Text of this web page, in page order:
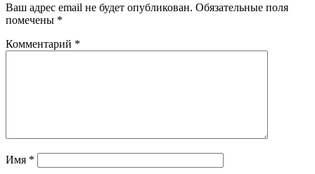
Ваш адрес email не будет опубликован. Обязательные поля
помечены *
Комментарий *
Имя *